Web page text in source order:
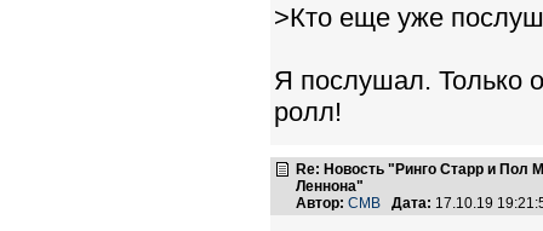
>Кто еще уже
Я послушал. Только
ролл!
Re: Новость "Ринго Старр и Пол
Леннона"
Автор: CMB Дата: 17.10.19